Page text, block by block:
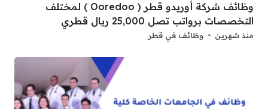
وظائف شركة أوريدو قطر ( Ooredoo ) لمختلف
التخصصات برواتب تصل 25,000 ريال قطري
منذ شهرين وظائف في قطر